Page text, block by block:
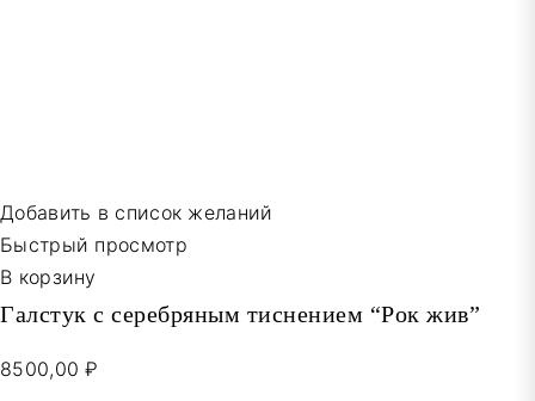
Добавить в список желаний
Быстрый просмотр
В корзину
Галстук с серебряным тиснением “Рок жив”
8500,00 ₽